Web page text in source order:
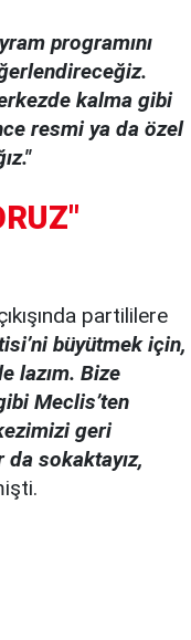
programını
kalma gibi
resmi ya da özel
partililere
büyütmek için,
lazım. Bize
Meclis’ten
geri
da sokaktayız,